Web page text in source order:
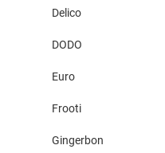
Delico
DODO
Euro
Frooti
Gingerbon